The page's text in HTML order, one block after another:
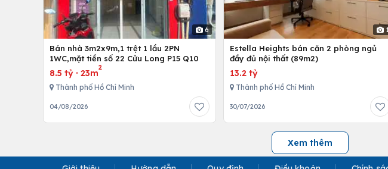
6
Bán nhà 3m2x9m,1 trệt 1 lầu 2PN
1WC,mặt tiền số 22 Cửu Long P15 Q10
8.5 tỷ · 23m
2
Thành phố Hồ Chí Minh
04/08/2026
Estella Heights bán căn 2 phòng ngủ
đầy đủ nội thất (89m2)
13.2 tỷ
Thành phố Hồ Chí Minh
30/07/2026
Xem thêm